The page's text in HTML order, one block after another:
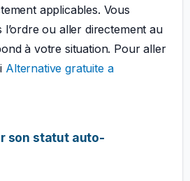
applicables. Vous
ou aller directement au
à votre situation. Pour aller
Alternative gratuite a
son statut auto-